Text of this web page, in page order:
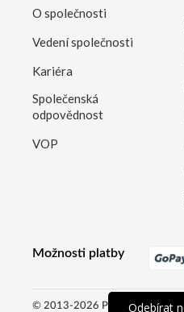
O společnosti
Vedení společnosti
Kariéra
Společenská
odpovědnost
VOP
Možnosti platby
© 2013-2026 PRVNÍOdebírat